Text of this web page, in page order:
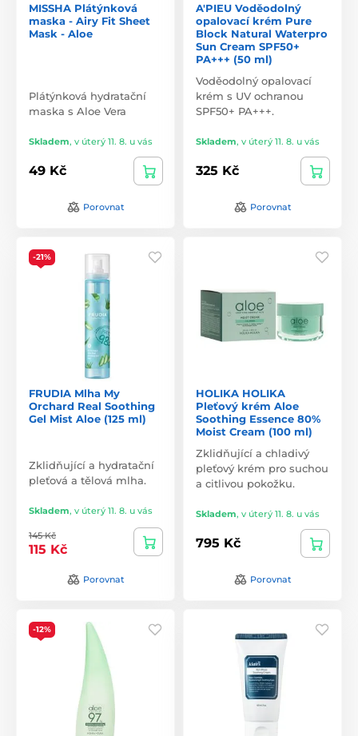
MISSHA Plátýnková
maska - Airy Fit Sheet
Mask - Aloe
Plátýnková hydratační
maska s Aloe Vera
Skladem, v úterý 11. 8. u vás
49 Kč
Porovnat
A'PIEU Voděodolný
opalovací krém Pure
Block Natural Waterpro
Sun Cream SPF50+
PA+++ (50 ml)
Voděodolný opalovací
krém s UV ochranou
SPF50+ PA+++.
Skladem, v úterý 11. 8. u vás
325 Kč
Porovnat
-21%
FRUDIA Mlha My
Orchard Real Soothing
Gel Mist Aloe (125 ml)
Zklidňující a hydratační
pleťová a tělová mlha.
Skladem, v úterý 11. 8. u vás
145 Kč
115 Kč
Porovnat
HOLIKA HOLIKA
Pleťový krém Aloe
Soothing Essence 80%
Moist Cream (100 ml)
Zklidňující a chladivý
pleťový krém pro suchou
a citlivou pokožku.
Skladem, v úterý 11. 8. u vás
795 Kč
Porovnat
-12%